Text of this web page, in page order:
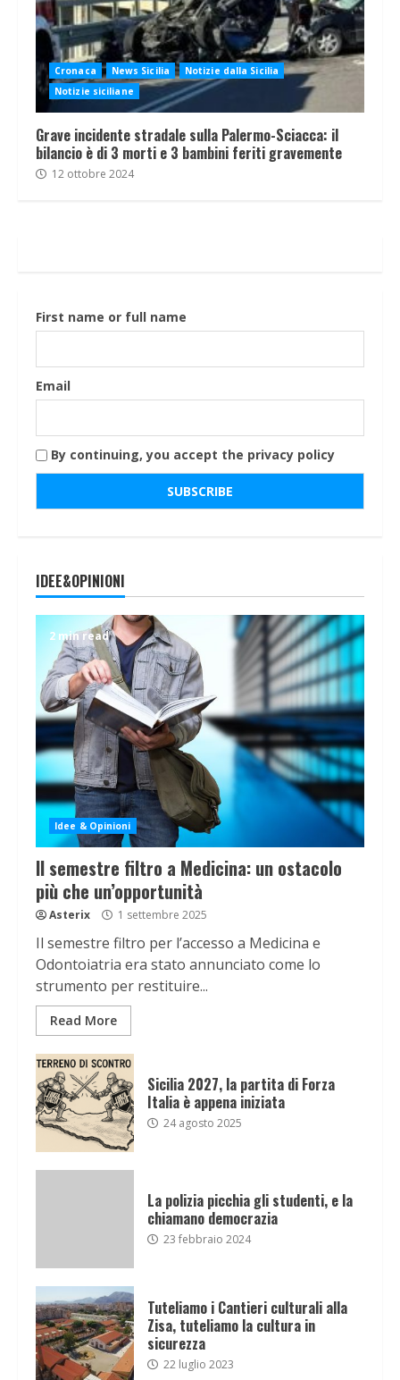
Cronaca News Sicilia
Notizie dalla Sicilia
Notizie siciliane
Grave incidente stradale sulla Palermo-Sciacca: il
bilancio è di 3 morti e 3 bambini feriti gravemente
12 ottobre 2024
First name or full name
Email
By continuing, you accept the privacy policy
IDEE&OPINIONI
2 min read
Idee & Opinioni
Il semestre filtro a Medicina: un ostacolo
più che un’opportunità
Asterix 1 settembre 2025
Il semestre filtro per l’accesso a Medicina e
Odontoiatria era stato annunciato come lo
strumento per restituire...
Read More
Sicilia 2027, la partita di Forza
Italia è appena iniziata
24 agosto 2025
La polizia picchia gli studenti, e la
chiamano democrazia
23 febbraio 2024
Tuteliamo i Cantieri culturali alla
Zisa, tuteliamo la cultura in
sicurezza
22 luglio 2023